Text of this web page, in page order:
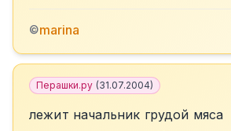
©marina
Перашки.ру (31.07.2004)
лежит начальник грудой мяса